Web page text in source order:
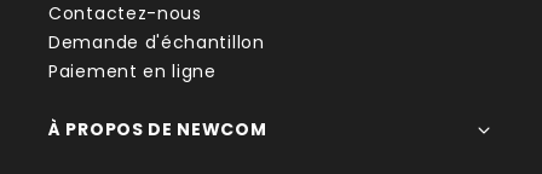
Contactez-nous
Demande d'échantillon
Paiement en ligne
À PROPOS DE NEWCOM